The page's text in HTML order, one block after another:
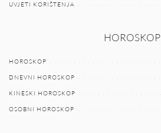
UVJETI KORIŠTENJA
HOROSKOP
HOROSKOP
DNEVNI HOROSKOP
KINESKI HOROSKOP
OSOBNI HOROSKOP